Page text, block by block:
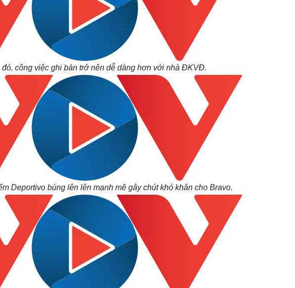
công việc ghi bàn trở nên dễ dàng hơn với nhà ĐKVĐ.
Deportivo bùng lên lên mạnh mẽ gây chút khó khăn cho Bravo.